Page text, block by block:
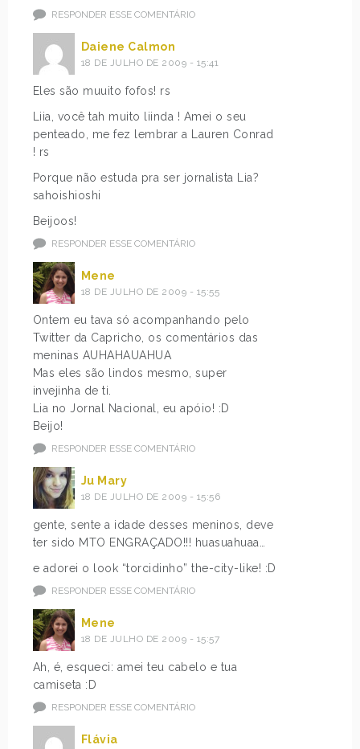
RESPONDER ESSE COMENTÁRIO
Daiene Calmon
18 DE JULHO DE 2009 - 15:41
Eles são muuito fofos! rs
Liia, você tah muito liinda ! Amei o seu
penteado, me fez lembrar a Lauren Conrad
! rs
Porque não estuda pra ser jornalista Lia?
sahoishioshi
Beijoos!
RESPONDER ESSE COMENTÁRIO
Mene
18 DE JULHO DE 2009 - 15:55
Ontem eu tava só acompanhando pelo
Twitter da Capricho, os comentários das
meninas AUHAHAUAHUA
Mas eles são lindos mesmo, super
invejinha de ti.
Lia no Jornal Nacional, eu apóio! :D
Beijo!
RESPONDER ESSE COMENTÁRIO
Ju Mary
18 DE JULHO DE 2009 - 15:56
gente, sente a idade desses meninos, deve
ter sido MTO ENGRAÇADO!!! huasuahuaa…
e adorei o look “torcidinho” the-city-like! :D
RESPONDER ESSE COMENTÁRIO
Mene
18 DE JULHO DE 2009 - 15:57
Ah, é, esqueci: amei teu cabelo e tua
camiseta :D
RESPONDER ESSE COMENTÁRIO
Flávia